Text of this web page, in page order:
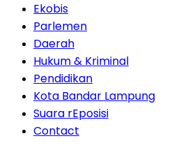
Ekobis
Parlemen
Daerah
Hukum & Kriminal
Pendidikan
Kota Bandar Lampung
Suara rEposisi
Contact